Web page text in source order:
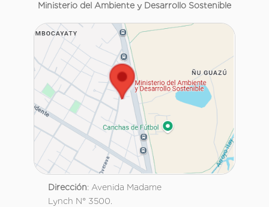
Ministerio del Ambiente y Desarrollo Sostenible
Dirección: Avenida Madame
Lynch N° 3500.